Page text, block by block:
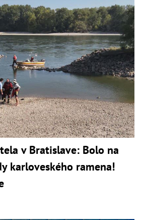
v Bratislave: Bolo na
karloveského ramena!